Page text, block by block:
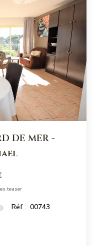
DE MER-
Réf : 00743